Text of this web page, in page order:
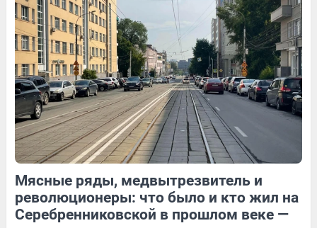
60 1 33 Обсудить
284 2 66 Обсудить
Мясные ряды, медвытрезвитель и
революционеры: что было и кто жил на
Серебренниковской в прошлом веке —